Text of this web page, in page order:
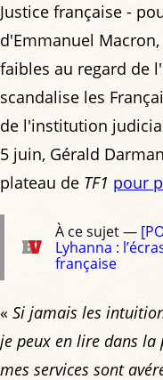
Justice française -
d'Emmanuel
faibles au regard de
scandalise les
de l'institution
5 juin, Gérald
plateau de TF1 pour
À ce sujet —
Lyhanna :
française
« Si jamais les
je peux en lire dans la
mes services sont